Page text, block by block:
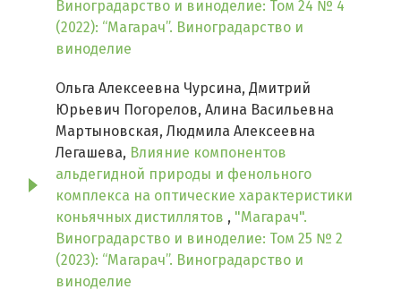
Виноградарство и виноделие: Том 24 № 4
(2022): “Магарач”. Виноградарство и
виноделие
Ольга Алексеевна Чурсина, Дмитрий
Юрьевич Погорелов, Алина Васильевна
Мартыновская, Людмила Алексеевна
Легашева, Влияние компонентов
альдегидной природы и фенольного
комплекса на оптические характеристики
коньячных дистиллятов , "Магарач".
Виноградарство и виноделие: Том 25 № 2
(2023): “Магарач”. Виноградарство и
виноделие